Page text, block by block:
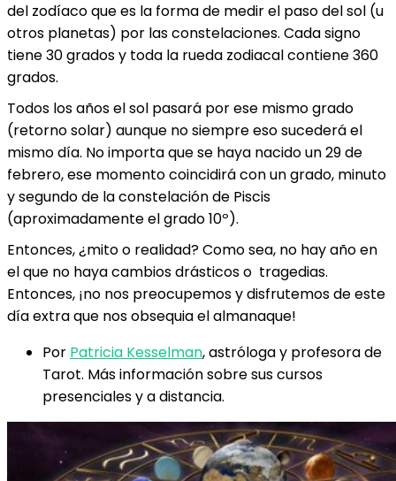
del zodíaco que es la forma de medir el paso del sol (u
otros planetas) por las constelaciones. Cada signo
tiene 30 grados y toda la rueda zodiacal contiene 360
grados.
Todos los años el sol pasará por ese mismo grado
(retorno solar) aunque no siempre eso sucederá el
mismo día. No importa que se haya nacido un 29 de
febrero, ese momento coincidirá con un grado, minuto
y segundo de la constelación de Piscis
(aproximadamente el grado 10º).
Entonces, ¿mito o realidad? Como sea, no hay año en
el que no haya cambios drásticos o tragedias.
Entonces, ¡no nos preocupemos y disfrutemos de este
día extra que nos obsequia el almanaque!
Por Patricia Kesselman, astróloga y profesora de
Tarot. Más información sobre sus cursos
presenciales y a distancia.